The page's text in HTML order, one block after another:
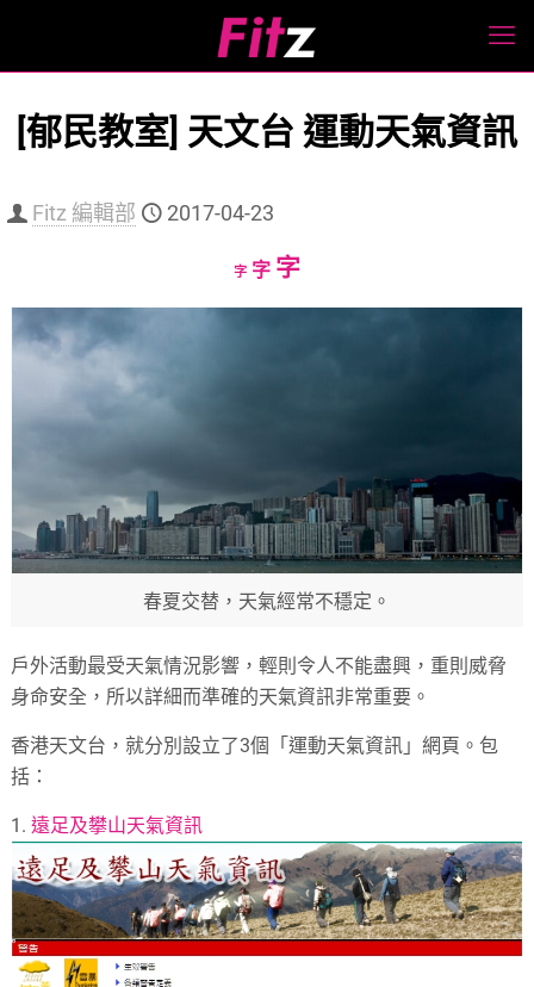
[郁民教室] 天文台 運動天氣資訊
Fitz 編輯部 2017-04-23
字Decrease
字Reset
字Increase
春夏交替，天氣經常不穩定。
戶外活動最受天氣情況影響，輕則令人不能盡興，重則威脅
身命安全，所以詳細而準確的天氣資訊非常重要。
香港天文台，就分別設立了3個「運動天氣資訊」網頁。包
括：
1.遠足及攀山天氣資訊